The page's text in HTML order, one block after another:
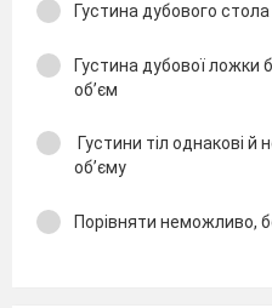
Густина дубового
Густина дубової ложки
об’єм
Густини тіл однакові
об’єму
Порівняти неможливо,